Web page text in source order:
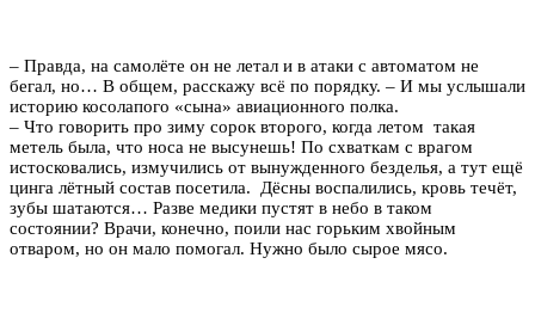
– Правда, на самолёте он не летал и в атаки с автоматом не
бегал, но… В общем, расскажу всё по порядку. – И мы услышали
историю косолапого «сына» авиационного полка.
– Что говорить про зиму сорок второго, когда летом такая
метель была, что носа не высунешь! По схваткам с врагом
истосковались, измучились от вынужденного безделья, а тут ещё
цинга лётный состав посетила. Дёсны воспалились, кровь течёт,
зубы шатаются… Разве медики пустят в небо в таком
состоянии? Врачи, конечно, поили нас горьким хвойным
отваром, но он мало помогал. Нужно было сырое мясо.